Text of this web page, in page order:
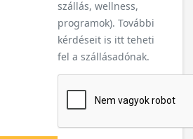
szállás, wellness,
programok). További
kérdéseit is itt teheti
fel a szállásadónak.